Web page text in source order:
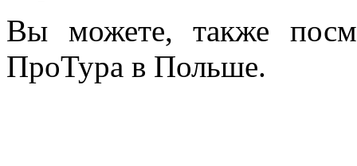
Вы можете, также
ПроТура в Польше.